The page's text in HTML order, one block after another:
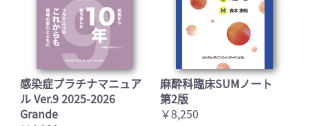
感染症プラチナマニュア
ル Ver.9 2025-2026
Grande
麻酔科臨床SUMノート
第2版
￥8,250